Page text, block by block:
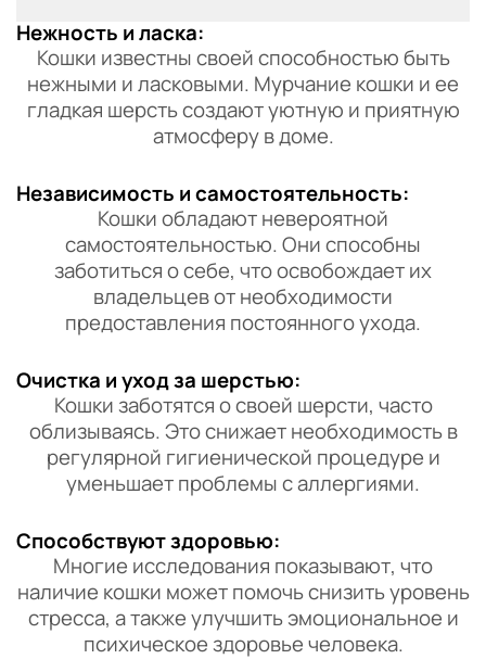
Нежность и ласка:
Кошки известны своей способностью быть
нежными и ласковыми. Мурчание кошки и ее
гладкая шерсть создают уютную и приятную
атмосферу в доме.
Независимость и самостоятельность:
Кошки обладают невероятной
самостоятельностью. Они способны
заботиться о себе, что освобождает их
владельцев от необходимости
предоставления постоянного ухода.
Очистка и уход за шерстью:
Кошки заботятся о своей шерсти, часто
облизываясь. Это снижает необходимость в
регулярной гигиенической процедуре и
уменьшает проблемы с аллергиями.
Способствуют здоровью:
Многие исследования показывают, что
наличие кошки может помочь снизить уровень
стресса, а также улучшить эмоциональное и
психическое здоровье человека.